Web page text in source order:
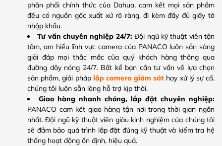
phân phối chính thức của Dahua, cam kết mọi sản phẩm
đều có nguồn gốc xuất xứ rõ ràng, đi kèm đầy đủ giấy tờ
nhập khẩu.
Tư vấn chuyên nghiệp 24/7: Đội ngũ kỹ thuật viên tận
tâm, am hiểu lĩnh vực camera của PANACO luôn sẵn sàng
giải đáp mọi thắc mắc của quý khách hàng thông qua
đường dây nóng 24/7. Bất kể bạn cần tư vấn về lựa chọn
sản phẩm, giải pháp lắp camera giám sát hay xử lý sự cố,
chúng tôi luôn sẵn lòng hỗ trợ kịp thời.
Giao hàng nhanh chóng, lắp đặt chuyên nghiệp:
PANACO cam kết giao hàng tận nơi trong thời gian ngắn
nhất. Đội ngũ kỹ thuật viên giàu kinh nghiệm của chúng tôi
sẽ đảm bảo quá trình lắp đặt đúng kỹ thuật và kiểm tra hệ
thống hoạt động ổn định, hiệu quả.